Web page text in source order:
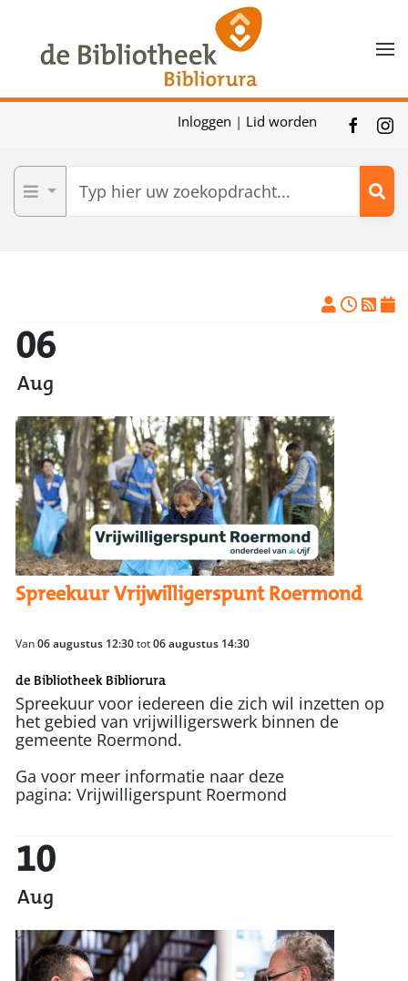
Skip to main content
Inloggen | Lid worden
06
Aug
Spreekuur Vrijwilligerspunt Roermond
Van06 augustus 12:30tot06 augustus 14:30
de Bibliotheek Bibliorura
Spreekuur voor iedereen die zich wil inzetten op
het gebied van vrijwilligerswerk binnen de
gemeente Roermond.
Ga voor meer informatie naar deze
pagina: Vrijwilligerspunt Roermond
10
Aug